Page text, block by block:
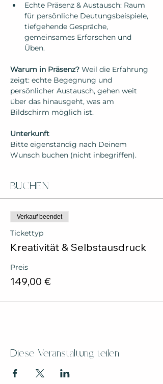
Echte Präsenz & Austausch: Raum
für persönliche Deutungsbeispiele,
tiefgehende Gespräche,
gemeinsames Erforschen und
Üben.
Warum in Präsenz? Weil die Erfahrung
zeigt: echte Begegnung und
persönlicher Austausch, gehen weit
über das hinausgeht, was am
Bildschirm möglich ist.
Unterkunft
Bitte eigenständig nach Deinem
Wunsch buchen (nicht inbegriffen).
BUCHEN
Verkauf beendet
Tickettyp
Kreativität & Selbstausdruck
Preis
149,00 €
Diese Veranstaltung teilen